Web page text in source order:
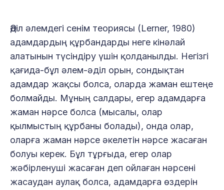
Әділ әлемдегі сенім теориясы (Lerner, 1980)
адамдардың құрбандарды неге кінәлай
алатынын түсіндіру үшін қолданылды. Негізгі
қағида-бұл әлем-әділ орын, сондықтан
адамдар жақсы болса, оларда жаман ештеңе
болмайды. Мұның салдары, егер адамдарға
жаман нәрсе болса (мысалы, олар
қылмыстың құрбаны болады), онда олар,
оларға жаман нәрсе әкелетін нәрсе жасаған
болуы керек. Бұл тұрғыда, егер олар
жәбірленуші жасаған деп ойлаған нәрсені
жасаудан аулақ болса, адамдарға өздерін